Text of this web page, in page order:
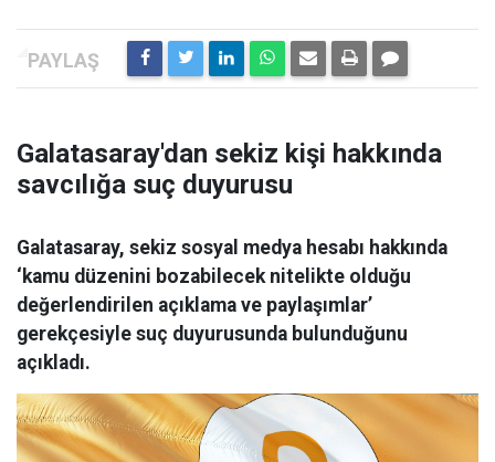
Galatasaray'dan sekiz kişi hakkında
savcılığa suç duyurusu
Galatasaray, sekiz sosyal medya hesabı hakkında
‘kamu düzenini bozabilecek nitelikte olduğu
değerlendirilen açıklama ve paylaşımlar’
gerekçesiyle suç duyurusunda bulunduğunu
açıkladı.